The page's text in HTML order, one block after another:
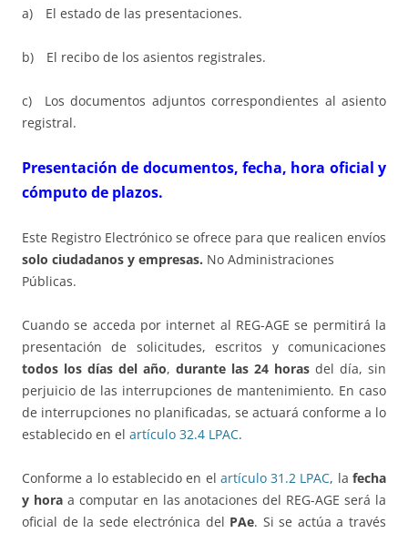
a) El estado de las presentaciones.
b) El recibo de los asientos registrales.
c) Los documentos adjuntos correspondientes al asiento
registral.
Presentación de documentos, fecha, hora oficial y
cómputo de plazos.
Este Registro Electrónico se ofrece para que realicen envíos
solo ciudadanos y empresas. No Administraciones
Públicas.
Cuando se acceda por internet al REG-AGE se permitirá la
presentación de solicitudes, escritos y comunicaciones
todos los días del año, durante las 24 horas del día, sin
perjuicio de las interrupciones de mantenimiento. En caso
de interrupciones no planificadas, se actuará conforme a lo
establecido en el artículo 32.4 LPAC.
Conforme a lo establecido en el artículo 31.2 LPAC, lafecha
y horaa computar en las anotaciones del REG-AGE será la
oficial de la sede electrónica del PAe. Si se actúa a través